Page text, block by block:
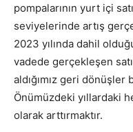
pompalarının yurt içi
seviyelerinde artış
2023 yılında dahil
vadede gerçekleşen
aldığımız geri
Önümüzdeki yıllardaki
olarak arttırmaktır.